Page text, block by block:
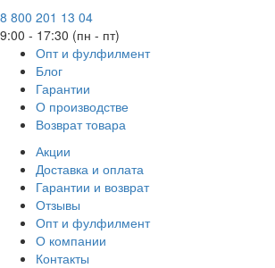
8 800 201 13 04
9:00 - 17:30 (пн - пт)
Опт и фулфилмент
Блог
Гарантии
О производстве
Возврат товара
Акции
Доставка и оплата
Гарантии и возврат
Отзывы
Опт и фулфилмент
О компании
Контакты